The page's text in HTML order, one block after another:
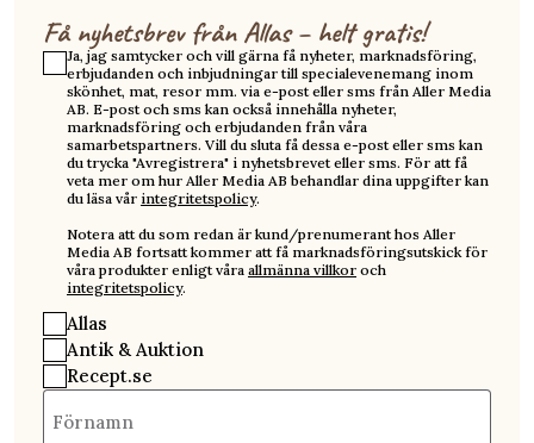
Få nyhetsbrev från Allas – helt gratis!
Ja, jag samtycker och vill gärna få nyheter, marknadsföring,
erbjudanden och inbjudningar till specialevenemang inom
skönhet, mat, resor mm. via e-post eller sms från Aller Media
AB. E-post och sms kan också innehålla nyheter,
marknadsföring och erbjudanden från våra
samarbetspartners. Vill du sluta få dessa e-post eller sms kan
du trycka "Avregistrera" i nyhetsbrevet eller sms. För att få
veta mer om hur Aller Media AB behandlar dina uppgifter kan
du läsa vår integritetspolicy.
Notera att du som redan är kund/prenumerant hos Aller
Media AB fortsatt kommer att få marknadsföringsutskick för
våra produkter enligt våra allmänna villkor och
integritetspolicy.
Allas
Antik & Auktion
Recept.se
Förnamn